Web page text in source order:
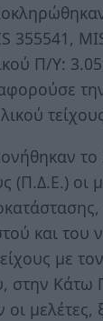
355541,
Π/Υ:
το
(Π.Δ.Ε.) οι
και του
με
στην Κάτω
μελέτες,